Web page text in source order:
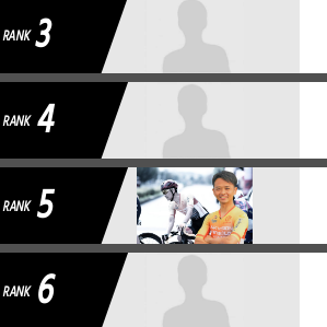
RANK 3
RANK 4
RANK 5
RANK 6